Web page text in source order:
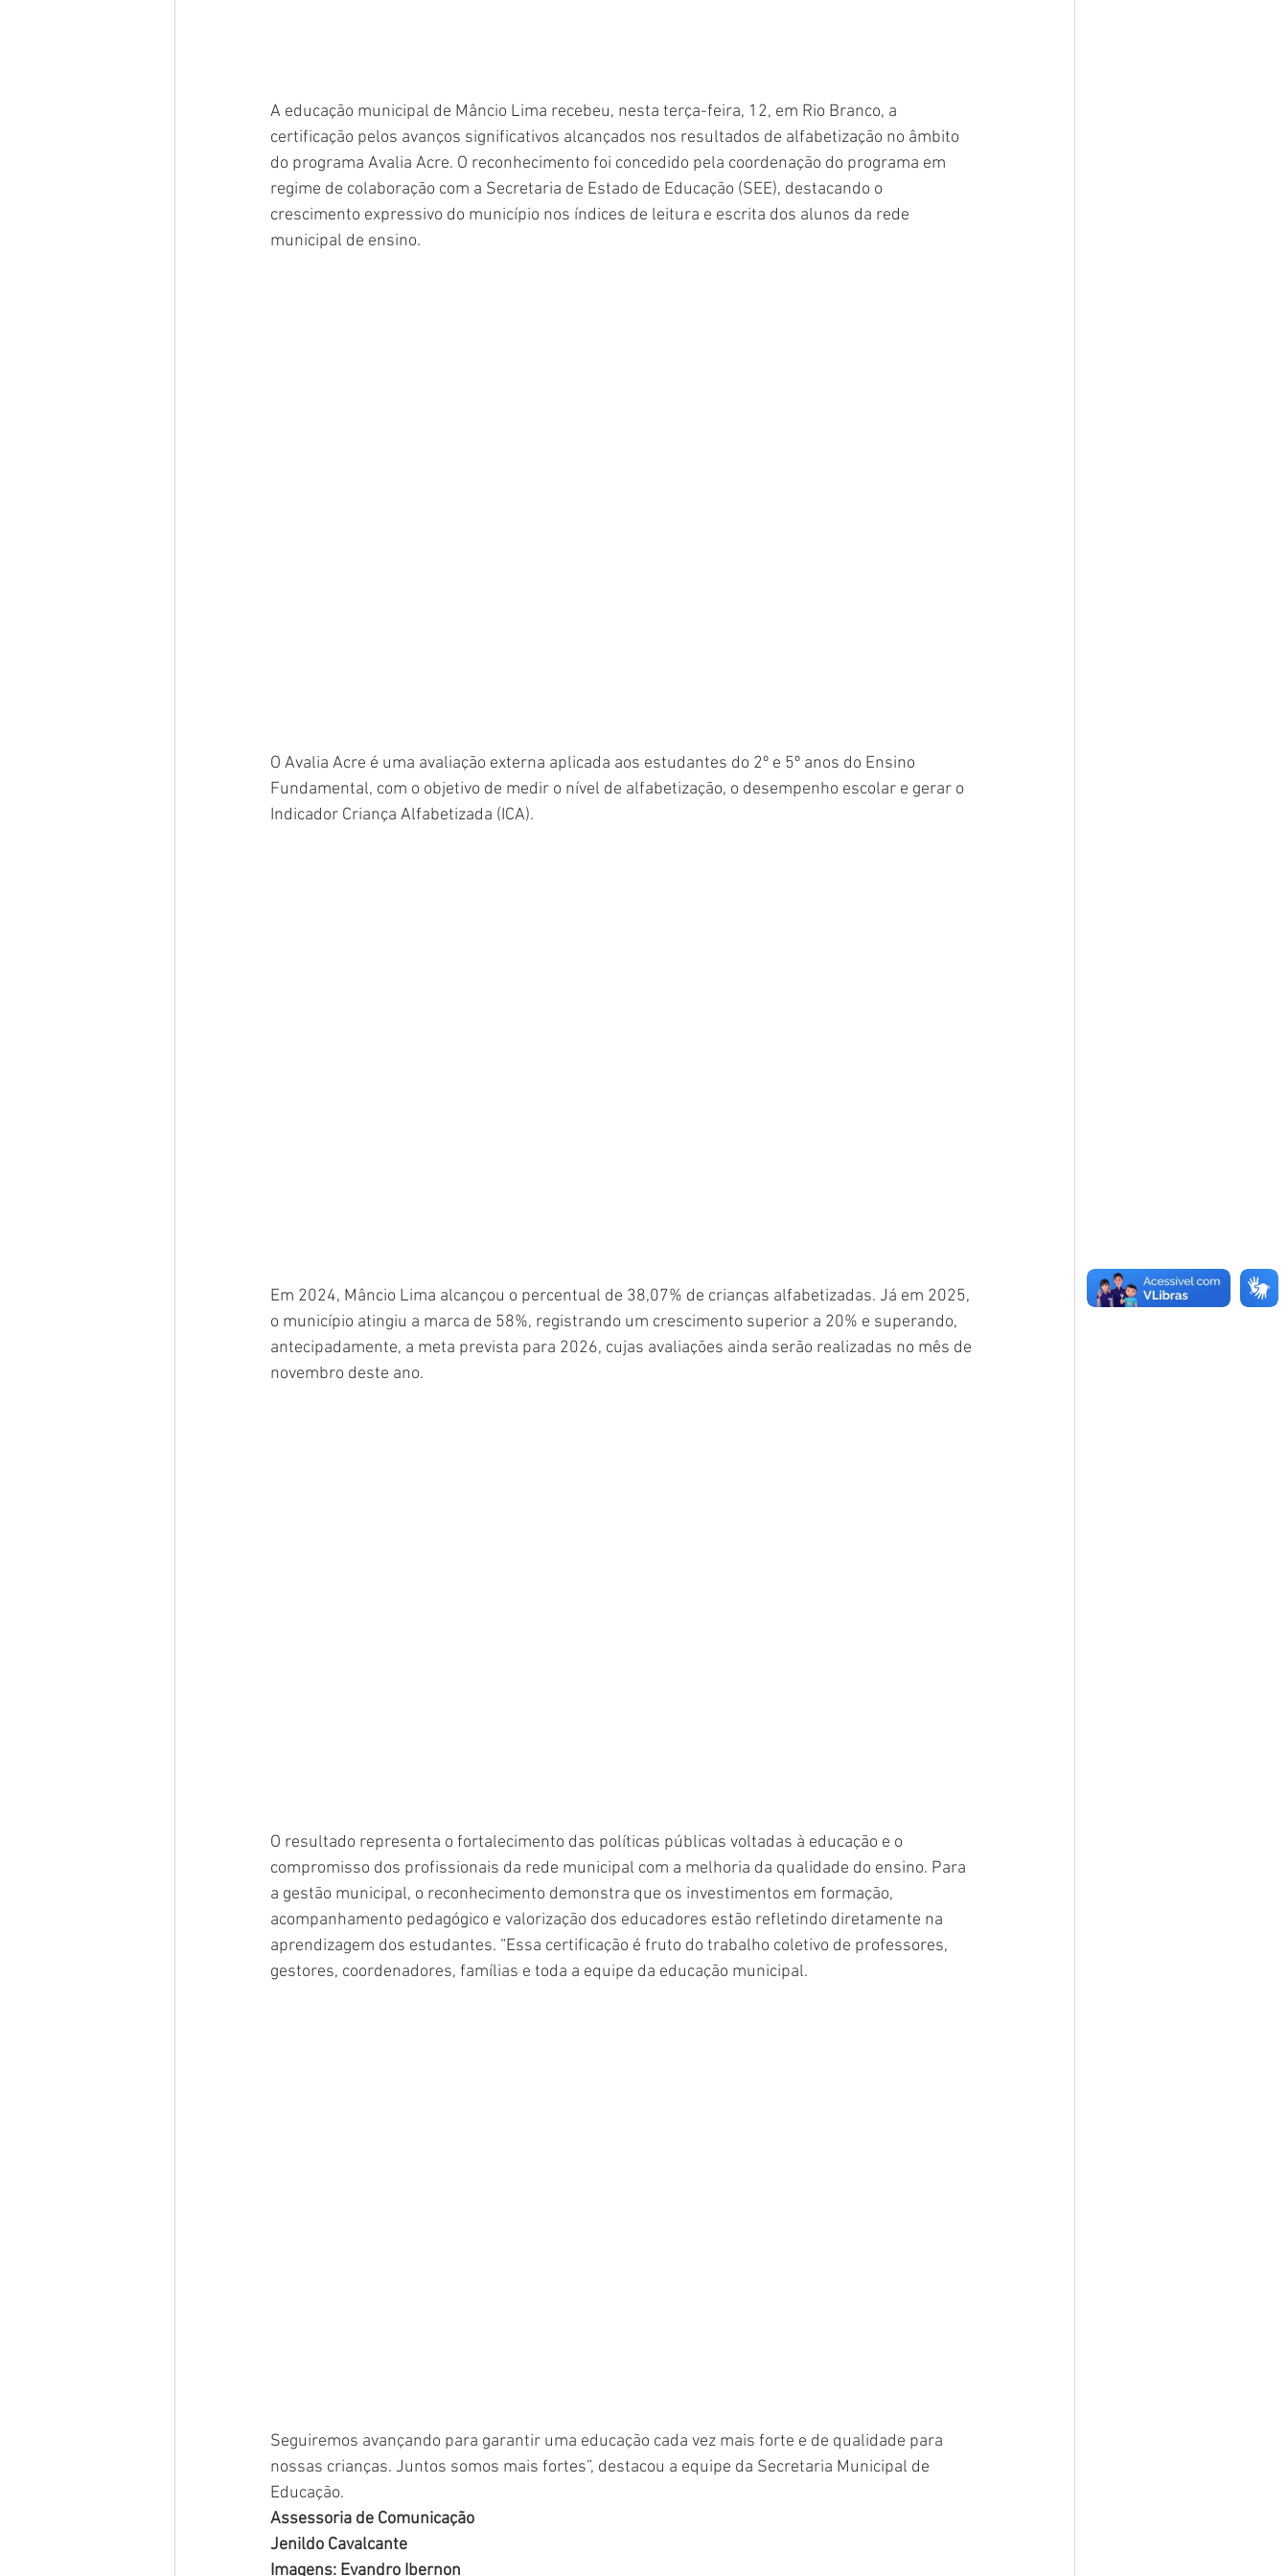
A educação municipal de Mâncio Lima recebeu, nesta terça-feira, 12, em Rio Branco, a
certificação pelos avanços significativos alcançados nos resultados de alfabetização no âmbito
do programa Avalia Acre. O reconhecimento foi concedido pela coordenação do programa em
regime de colaboração com a Secretaria de Estado de Educação (SEE), destacando o
crescimento expressivo do município nos índices de leitura e escrita dos alunos da rede
municipal de ensino.
O Avalia Acre é uma avaliação externa aplicada aos estudantes do 2º e 5º anos do Ensino
Fundamental, com o objetivo de medir o nível de alfabetização, o desempenho escolar e gerar o
Indicador Criança Alfabetizada (ICA).
Em 2024, Mâncio Lima alcançou o percentual de 38,07% de crianças alfabetizadas. Já em 2025,
o município atingiu a marca de 58%, registrando um crescimento superior a 20% e superando,
antecipadamente, a meta prevista para 2026, cujas avaliações ainda serão realizadas no mês de
novembro deste ano.
O resultado representa o fortalecimento das políticas públicas voltadas à educação e o
compromisso dos profissionais da rede municipal com a melhoria da qualidade do ensino. Para
a gestão municipal, o reconhecimento demonstra que os investimentos em formação,
acompanhamento pedagógico e valorização dos educadores estão refletindo diretamente na
aprendizagem dos estudantes. “Essa certificação é fruto do trabalho coletivo de professores,
gestores, coordenadores, famílias e toda a equipe da educação municipal.
Seguiremos avançando para garantir uma educação cada vez mais forte e de qualidade para
nossas crianças. Juntos somos mais fortes”, destacou a equipe da Secretaria Municipal de
Educação.
Assessoria de Comunicação
Jenildo Cavalcante
Imagens: Evandro Ibernon